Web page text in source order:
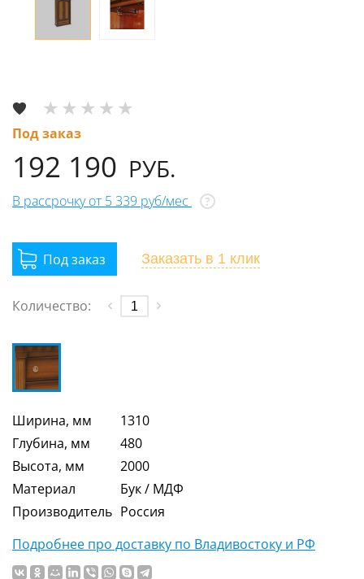
Под заказ
192 190 РУБ.
В рассрочку от 5 339 руб/мес ?
Заказать в 1 клик
Количество:
Ширина, мм
1310
Глубина, мм
480
Высота, мм
2000
Материал
Бук / МДФ
Производитель Россия
Подробнее про доставку по Владивостоку и РФ